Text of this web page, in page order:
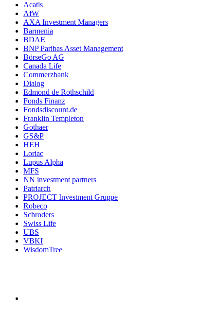
Acatis
AfW
AXA Investment Managers
Barmenia
BDAE
BNP Paribas Asset Management
BörseGo AG
Canada Life
Commerzbank
Dialog
Edmond de Rothschild
Fonds Finanz
Fondsdiscount.de
Franklin Templeton
Gothaer
GS&P
HEH
Loriac
Lupus Alpha
MFS
NN investment partners
Patriarch
PROJECT Investment Gruppe
Robeco
Schroders
Swiss Life
UBS
VBKI
WisdomTree